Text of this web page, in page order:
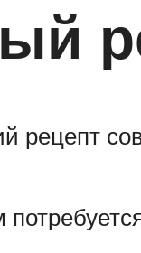
рецепт